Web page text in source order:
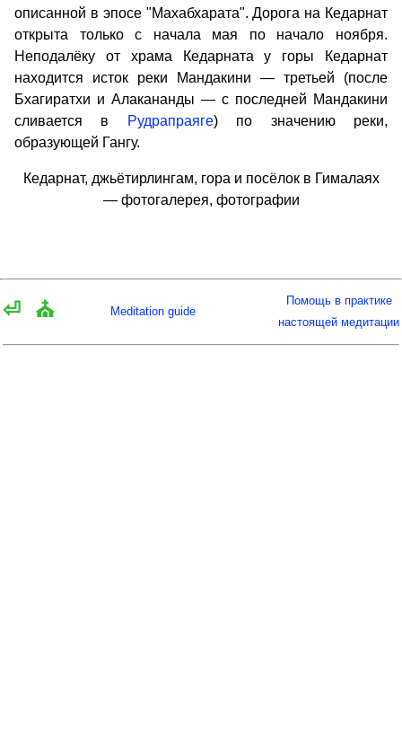
описанной в эпосе "Махабхарата". Дорога на Кедарнат
открыта только с начала мая по начало ноября.
Неподалёку от храма Кедарната у горы Кедарнат
находится исток реки Мандакини — третьей (после
Бхагиратхи и Алакананды — с последней Мандакини
сливается в
Рудрапраяге) по значению реки,
образующей Гангу.
Кедарнат, джьётирлингам, гора и посёлок в Гималаях
— фотогалерея, фотографии
⏎ ⛪ Meditation guide
Помощь в практике
настоящей медитации